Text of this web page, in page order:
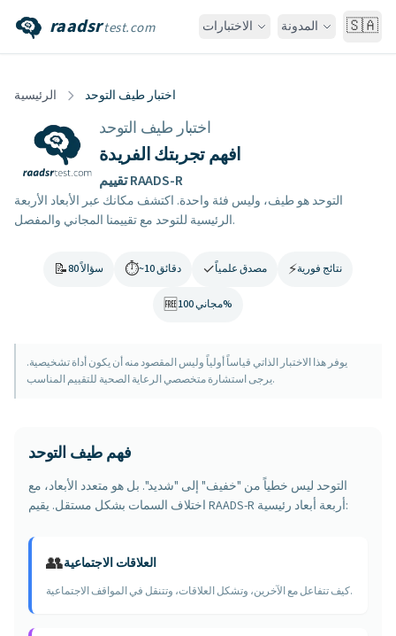
raadsrtest.com الاختبارات المدونة 🇸🇦
الرئيسية اختبار طيف التوحد
اختبار طيف التوحد
افهم تجربتك الفريدة
تقييم RAADS-R
التوحد هو طيف، وليس فئة واحدة. اكتشف مكانك عبر الأبعاد الأربعة
الرئيسية للتوحد مع تقييمنا المجاني والمفصل.
📝 80 سؤالاً ⏱️ ~10 دقائق ✓مصدق علمياً ⚡نتائج فورية
🆓 مجاني 100%
يوفر هذا الاختبار الذاتي قياساً أولياً وليس المقصود منه أن يكون أداة تشخيصية.
يرجى استشارة متخصصي الرعاية الصحية للتقييم المناسب.
فهم طيف التوحد
التوحد ليس خطياً من "خفيف" إلى "شديد". بل هو متعدد الأبعاد، مع
اختلاف السمات بشكل مستقل. يقيم RAADS-R أربعة أبعاد رئيسية:
👥العلاقات الاجتماعية
كيف تتفاعل مع الآخرين، وتشكل العلاقات، وتتنقل في المواقف الاجتماعية.